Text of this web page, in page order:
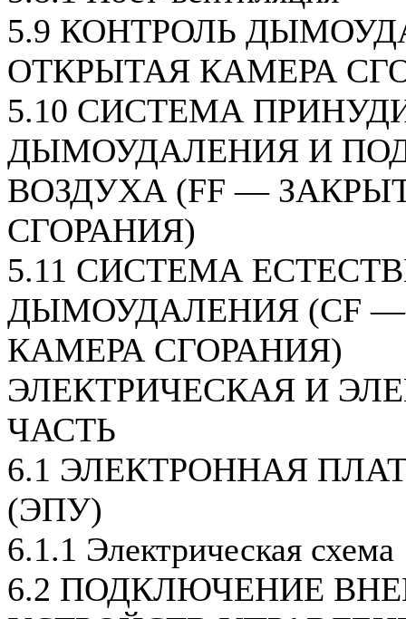
5.9 КОНТРОЛЬ
ОТКРЫТАЯ КАМЕРА
5.10 СИСТЕМА
ДЫМОУДАЛЕНИЯ И
ВОЗДУХА (FF —
СГОРАНИЯ)
5.11 СИСТЕМА
ДЫМОУДАЛЕНИЯ (CF
КАМЕРА СГОРАНИЯ)
ЭЛЕКТРИЧЕСКАЯ И
ЧАСТЬ
6.1 ЭЛЕКТРОННАЯ
(ЭПУ)
6.1.1 Электрическая схема
6.2 ПОДКЛЮЧЕНИЕ